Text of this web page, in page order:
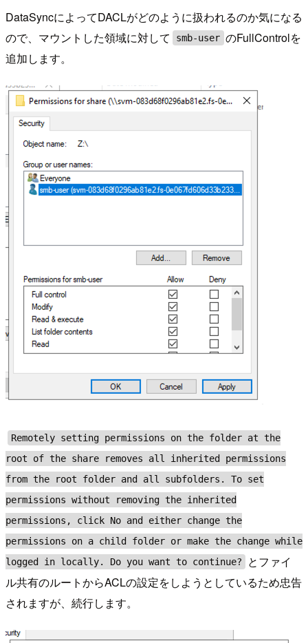
DataSyncによってDACLがどのように扱われるのか気になる
ので、マウントした領域に対して
smb-user のFullControlを
追加します。
Remotely setting permissions on the folder at the
root of the share removes all inherited permissions
from the root folder and all subfolders. To set
permissions without removing the inherited
permissions, click No and either change the
permissions on a child folder or make the change while
logged in locally. Do you want to continue?
とファイ
ル共有のルートからACLの設定をしようとしているため忠告
されますが、続行します。